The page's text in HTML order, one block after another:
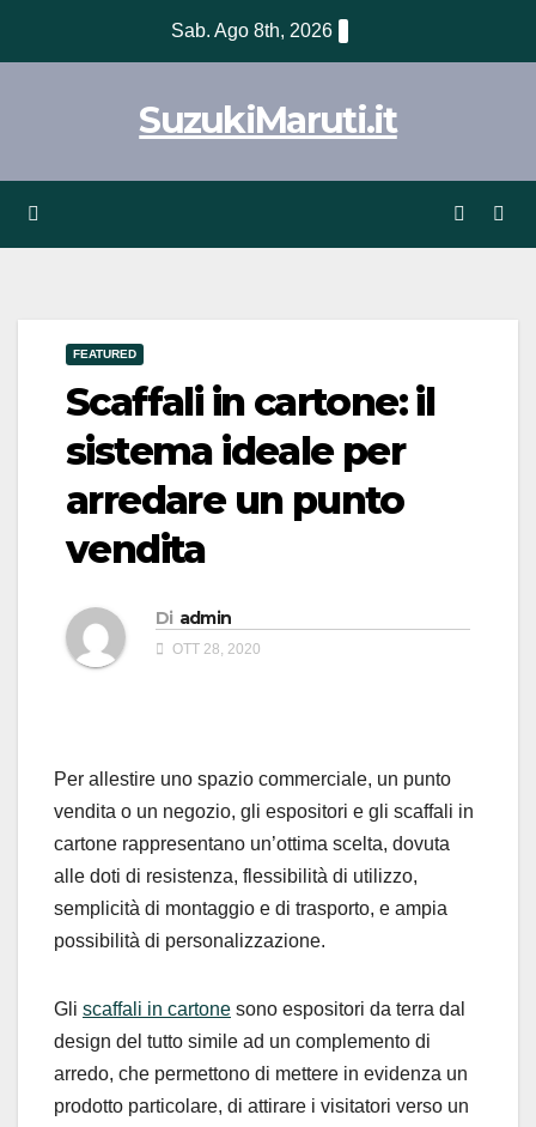
Sab. Ago 8th, 2026
SuzukiMaruti.it
FEATURED
Scaffali in cartone: il
sistema ideale per
arredare un punto
vendita
Di admin
OTT 28, 2020
Per allestire uno spazio commerciale, un punto
vendita o un negozio, gli espositori e gli scaffali in
cartone rappresentano un’ottima scelta, dovuta
alle doti di resistenza, flessibilità di utilizzo,
semplicità di montaggio e di trasporto, e ampia
possibilità di personalizzazione.
Gli scaffali in cartone sono espositori da terra dal
design del tutto simile ad un complemento di
arredo, che permettono di mettere in evidenza un
prodotto particolare, di attirare i visitatori verso un